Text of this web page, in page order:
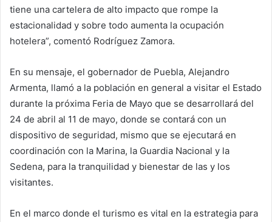
tiene una cartelera de alto impacto que rompe la
estacionalidad y sobre todo aumenta la ocupación
hotelera”, comentó Rodríguez Zamora.
En su mensaje, el gobernador de Puebla, Alejandro
Armenta, llamó a la población en general a visitar el Estado
durante la próxima Feria de Mayo que se desarrollará del
24 de abril al 11 de mayo, donde se contará con un
dispositivo de seguridad, mismo que se ejecutará en
coordinación con la Marina, la Guardia Nacional y la
Sedena, para la tranquilidad y bienestar de las y los
visitantes.
En el marco donde el turismo es vital en la estrategia para